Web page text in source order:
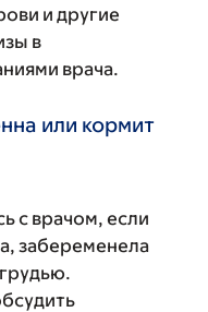
и другие
в
врача.
или кормит
с врачом, если
забеременела